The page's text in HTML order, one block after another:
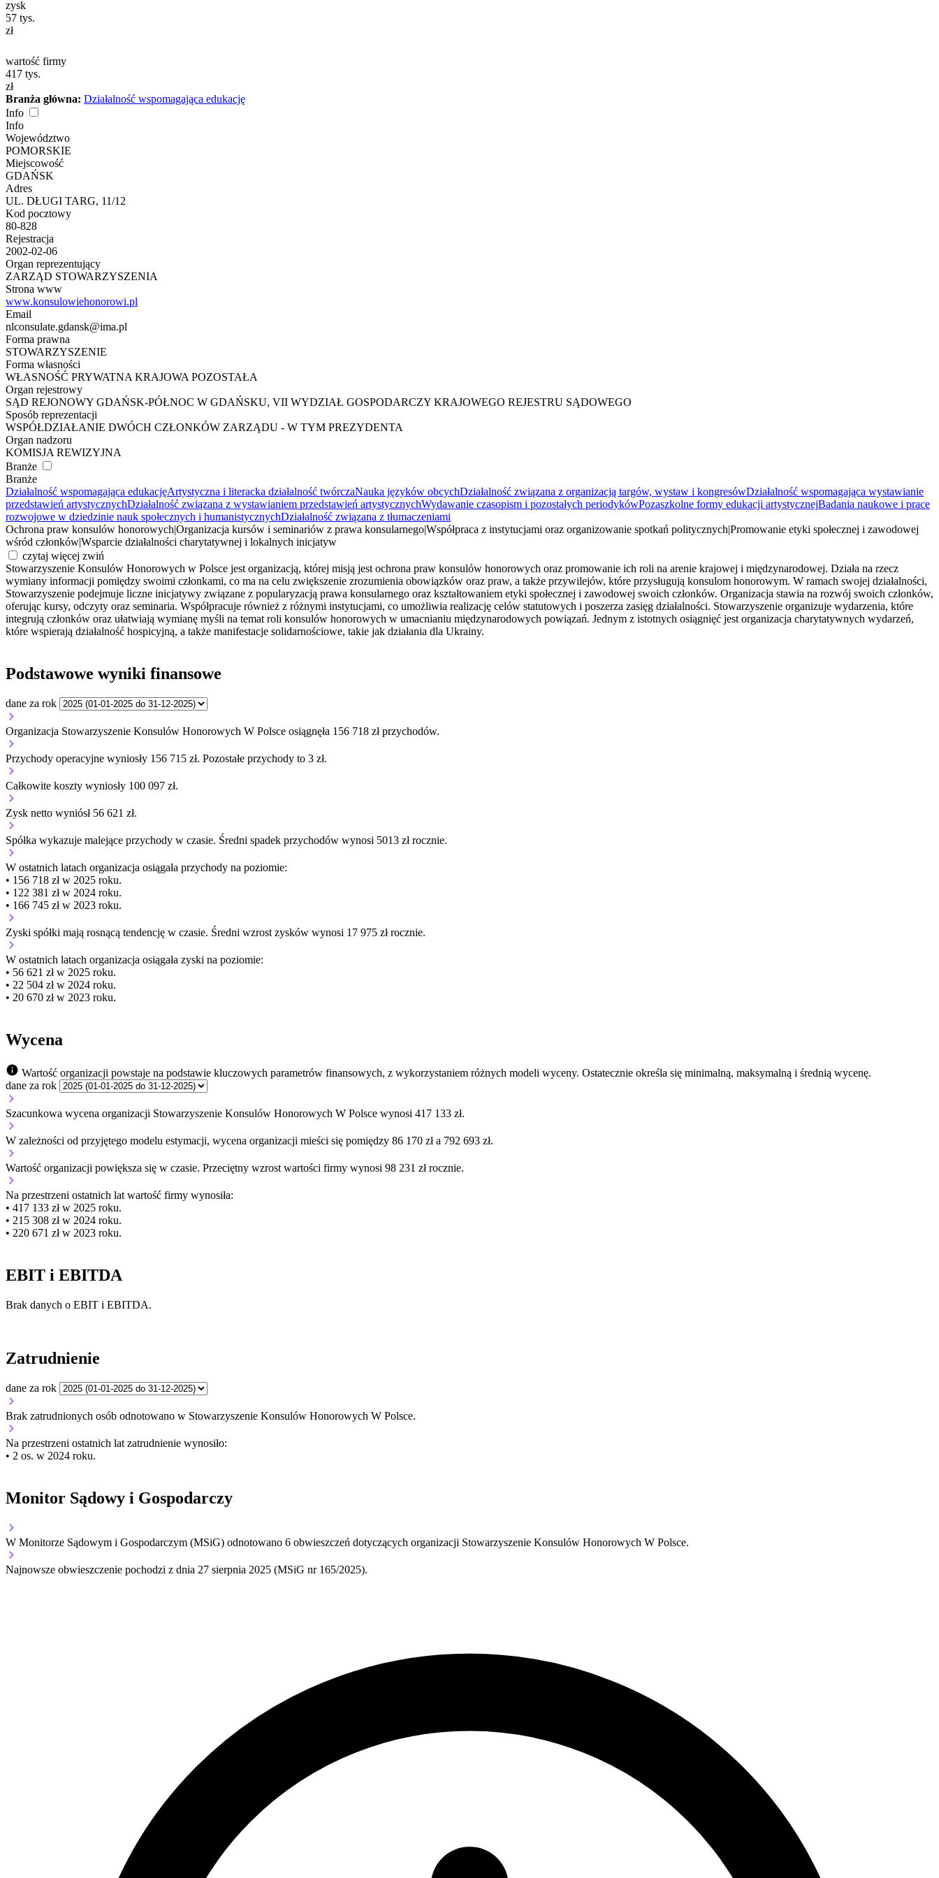
zysk
57 tys.
zł
wartość firmy
417 tys.
zł
Branża główna: Działalność wspomagająca edukację
Info
Info
Województwo
POMORSKIE
Miejscowość
GDAŃSK
Adres
UL. DŁUGI TARG, 11/12
Kod pocztowy
80-828
Rejestracja
2002-02-06
Organ reprezentujący
ZARZĄD STOWARZYSZENIA
Strona www
www.konsulowiehonorowi.pl
Email
nlconsulate.gdansk@ima.pl
Forma prawna
STOWARZYSZENIE
Forma własności
WŁASNOŚĆ PRYWATNA KRAJOWA POZOSTAŁA
Organ rejestrowy
SĄD REJONOWY GDAŃSK-PÓŁNOC W GDAŃSKU, VII WYDZIAŁ GOSPODARCZY KRAJOWEGO REJESTRU SĄDOWEGO
Sposób reprezentacji
WSPÓŁDZIAŁANIE DWÓCH CZŁONKÓW ZARZĄDU - W TYM PREZYDENTA
Organ nadzoru
KOMISJA REWIZYJNA
Branże
Branże
Działalność wspomagająca edukacjęArtystyczna i literacka działalność twórczaNauka języków obcychDziałalność związana z organizacją targów, wystaw i kongresówDziałalność wspomagająca wystawianie
przedstawień artystycznychDziałalność związana z wystawianiem przedstawień artystycznychWydawanie czasopism i pozostałych periodykówPozaszkolne formy edukacji artystycznejBadania naukowe i prace
rozwojowe w dziedzinie nauk społecznych i humanistycznychDziałalność związana z tłumaczeniami
Ochrona praw konsulów honorowychOrganizacja kursów i seminariów z prawa konsularnegoWspółpraca z instytucjami oraz organizowanie spotkań politycznychPromowanie etyki społecznej i zawodowej
wśród członkówWsparcie działalności charytatywnej i lokalnych inicjatyw
czytaj więcej zwiń
Stowarzyszenie Konsulów Honorowych w Polsce jest organizacją, której misją jest ochrona praw konsulów honorowych oraz promowanie ich roli na arenie krajowej i międzynarodowej. Działa na rzecz
wymiany informacji pomiędzy swoimi członkami, co ma na celu zwiększenie zrozumienia obowiązków oraz praw, a także przywilejów, które przysługują konsulom honorowym. W ramach swojej działalności,
Stowarzyszenie podejmuje liczne inicjatywy związane z popularyzacją prawa konsularnego oraz kształtowaniem etyki społecznej i zawodowej swoich członków. Organizacja stawia na rozwój swoich członków,
oferując kursy, odczyty oraz seminaria. Współpracuje również z różnymi instytucjami, co umożliwia realizację celów statutowych i poszerza zasięg działalności. Stowarzyszenie organizuje wydarzenia, które
integrują członków oraz ułatwiają wymianę myśli na temat roli konsulów honorowych w umacnianiu międzynarodowych powiązań. Jednym z istotnych osiągnięć jest organizacja charytatywnych wydarzeń,
które wspierają działalność hospicyjną, a także manifestacje solidarnościowe, takie jak działania dla Ukrainy.
Podstawowe wyniki finansowe
dane za rok
Organizacja Stowarzyszenie Konsulów Honorowych W Polsce osiągnęła 156 718 zł przychodów.
Przychody operacyjne wyniosły 156 715 zł. Pozostałe przychody to 3 zł.
Całkowite koszty wyniosły 100 097 zł.
Zysk netto wyniósł 56 621 zł.
Spółka wykazuje malejące przychody w czasie. Średni spadek przychodów wynosi 5013 zł rocznie.
W ostatnich latach organizacja osiągała przychody na poziomie:
• 156 718 zł w 2025 roku.
• 122 381 zł w 2024 roku.
• 166 745 zł w 2023 roku.
Zyski spółki mają rosnącą tendencję w czasie. Średni wzrost zysków wynosi 17 975 zł rocznie.
W ostatnich latach organizacja osiągała zyski na poziomie:
• 56 621 zł w 2025 roku.
• 22 504 zł w 2024 roku.
• 20 670 zł w 2023 roku.
Wycena
Wartość organizacji powstaje na podstawie kluczowych parametrów finansowych, z wykorzystaniem różnych modeli wyceny. Ostatecznie określa się minimalną, maksymalną i średnią wycenę.
dane za rok
Szacunkowa wycena organizacji Stowarzyszenie Konsulów Honorowych W Polsce wynosi 417 133 zł.
W zależności od przyjętego modelu estymacji, wycena organizacji mieści się pomiędzy 86 170 zł a 792 693 zł.
Wartość organizacji powiększa się w czasie. Przeciętny wzrost wartości firmy wynosi 98 231 zł rocznie.
Na przestrzeni ostatnich lat wartość firmy wynosiła:
• 417 133 zł w 2025 roku.
• 215 308 zł w 2024 roku.
• 220 671 zł w 2023 roku.
EBIT i EBITDA
Brak danych o EBIT i EBITDA.
Zatrudnienie
dane za rok
Brak zatrudnionych osób odnotowano w Stowarzyszenie Konsulów Honorowych W Polsce.
Na przestrzeni ostatnich lat zatrudnienie wynosiło:
• 2 os. w 2024 roku.
Monitor Sądowy i Gospodarczy
W Monitorze Sądowym i Gospodarczym (MSiG) odnotowano 6 obwieszczeń dotyczących organizacji Stowarzyszenie Konsulów Honorowych W Polsce.
Najnowsze obwieszczenie pochodzi z dnia 27 sierpnia 2025 (MSiG nr 165/2025).